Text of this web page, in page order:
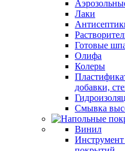
Лаки
Готовые
Олифа
Колеры
добавки,
Смывка
Винил